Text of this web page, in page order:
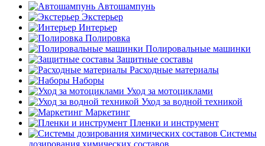
Автошампунь
Экстерьер
Интерьер
Полировка
Полировальные машинки
Защитные составы
Расходные материалы
Наборы
Уход за мотоциклами
Уход за водной техникой
Маркетинг
Пленки и инструмент
Системы
дозирования химических составов